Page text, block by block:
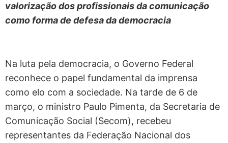
valorização dos profissionais da comunicação
como forma de defesa da democracia
Na luta pela democracia, o Governo Federal
reconhece o papel fundamental da imprensa
como elo com a sociedade. Na tarde de 6 de
março, o ministro Paulo Pimenta, da Secretaria de
Comunicação Social (Secom), recebeu
representantes da Federação Nacional dos